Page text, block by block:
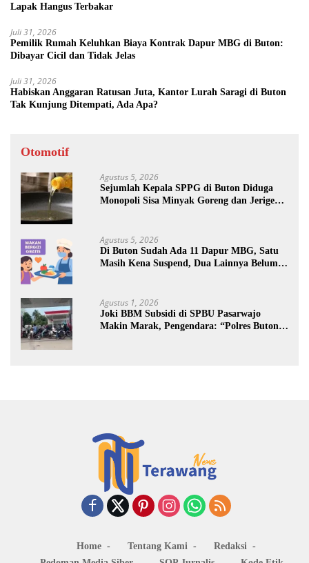
Lapak Hangus Terbakar
Juli 31, 2026
Pemilik Rumah Keluhkan Biaya Kontrak Dapur MBG di Buton:
Dibayar Cicil dan Tidak Jelas
Juli 31, 2026
Habiskan Anggaran Ratusan Juta, Kantor Lurah Saragi di Buton
Tak Kunjung Ditempati, Ada Apa?
Otomotif
Agustus 5, 2026
Sejumlah Kepala SPPG di Buton Diduga
Monopoli Sisa Minyak Goreng dan Jerigen
Agustus 5, 2026
Di Buton Sudah Ada 11 Dapur MBG, Satu
Masih Kena Suspend, Dua Lainnya Belum
Agustus 1, 2026
Joki BBM Subsidi di SPBU Pasarwajo
Makin Marak, Pengendara: “Polres Buton
Home Tentang Kami
Redaksi